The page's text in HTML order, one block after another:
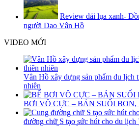
Review dải lụa xanh-
người Dao Vân Hồ
VIDEO MỚI
Vân Hồ xây dựng sản phẩm du lịch
nhiên
BƠI VÔ CỰC – BẢN SUỐI
đường chữ S tạo sức hút cho du lịch